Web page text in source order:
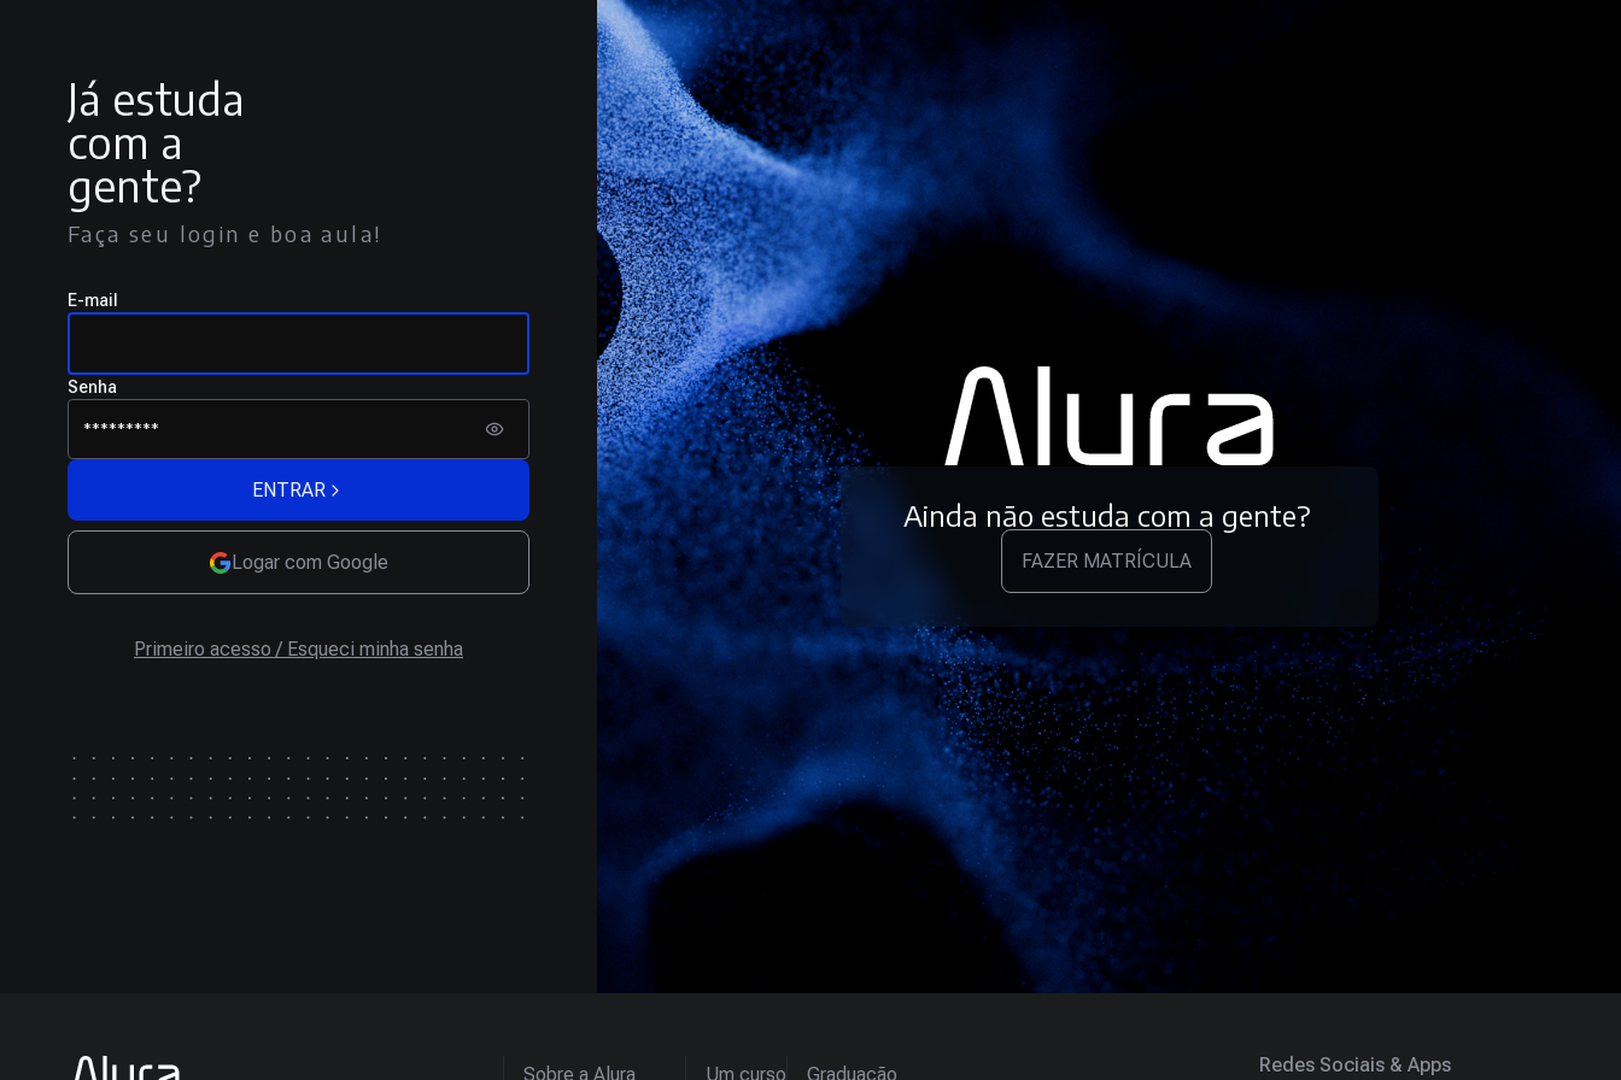
Já estuda
com a
gente?
Faça seu login e boa aula!
E-mail
Senha
ENTRAR
Logar com Google
Primeiro acesso / Esqueci minha senha
Ainda não estuda com a gente?
FAZER MATRÍCULA
Sobre a Alura Um curso Graduação Redes Sociais & Apps